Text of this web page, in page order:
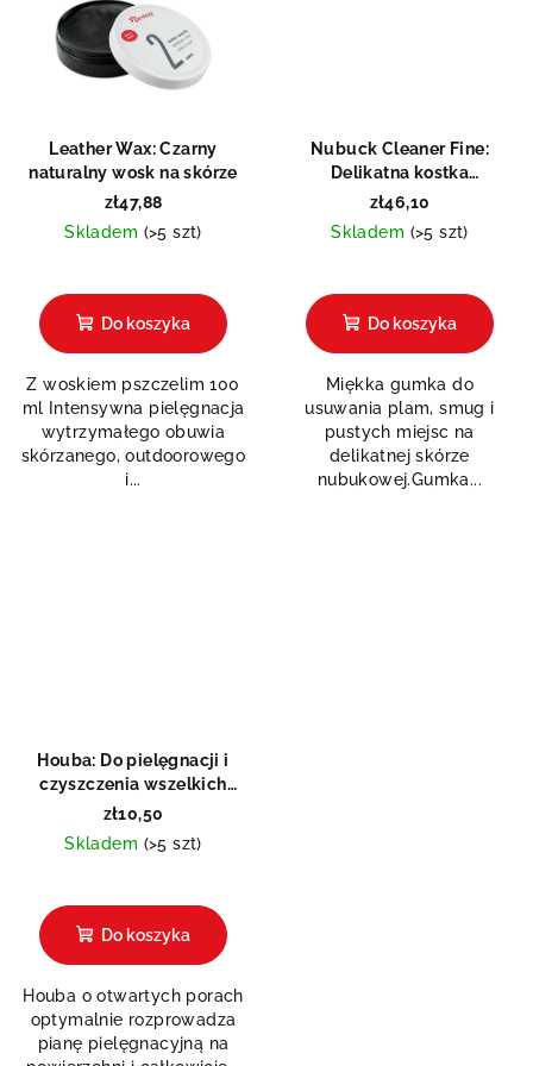
Leather Wax: Czarny
naturalny wosk na skórze
zł47,88
Skladem (>5 szt)
Do koszyka
Z woskiem pszczelim 100
ml Intensywna pielęgnacja
wytrzymałego obuwia
skórzanego, outdoorowego
i...
Nubuck Cleaner Fine:
Delikatna kostka
czyszcząca do zamszu
zł46,10
Skladem (>5 szt)
ocena
produktu
na
5
gwiazdek.
Do koszyka
Miękka gumka do
usuwania plam, smug i
pustych miejsc na
delikatnej skórze
nubukowej.Gumka...
Houba: Do pielęgnacji i
czyszczenia wszelkich
materiałów
zł10,50
Skladem (>5 szt)
Do koszyka
Houba o otwartych porach
optymalnie rozprowadza
pianę pielęgnacyjną na